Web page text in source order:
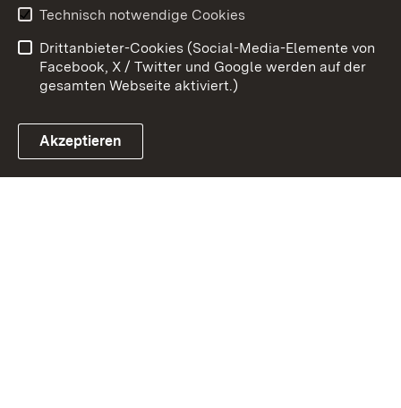
Link zum Landesportal
Datenschutz
Barrierefreiheit
Impressum
Cookies
Technisch notwendige Cookies
Drittanbieter-Cookies (Social-Media-Elemente von
Facebook, X / Twitter und Google werden auf der
gesamten Webseite aktiviert.)
Akzeptieren